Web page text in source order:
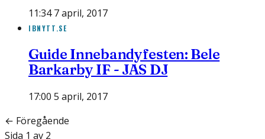
11:34 7 april, 2017
IBNYTT.SE
Guide Innebandyfesten: Bele
Barkarby IF - JAS DJ
17:00 5 april, 2017
← Föregående
Sida 1 av 2